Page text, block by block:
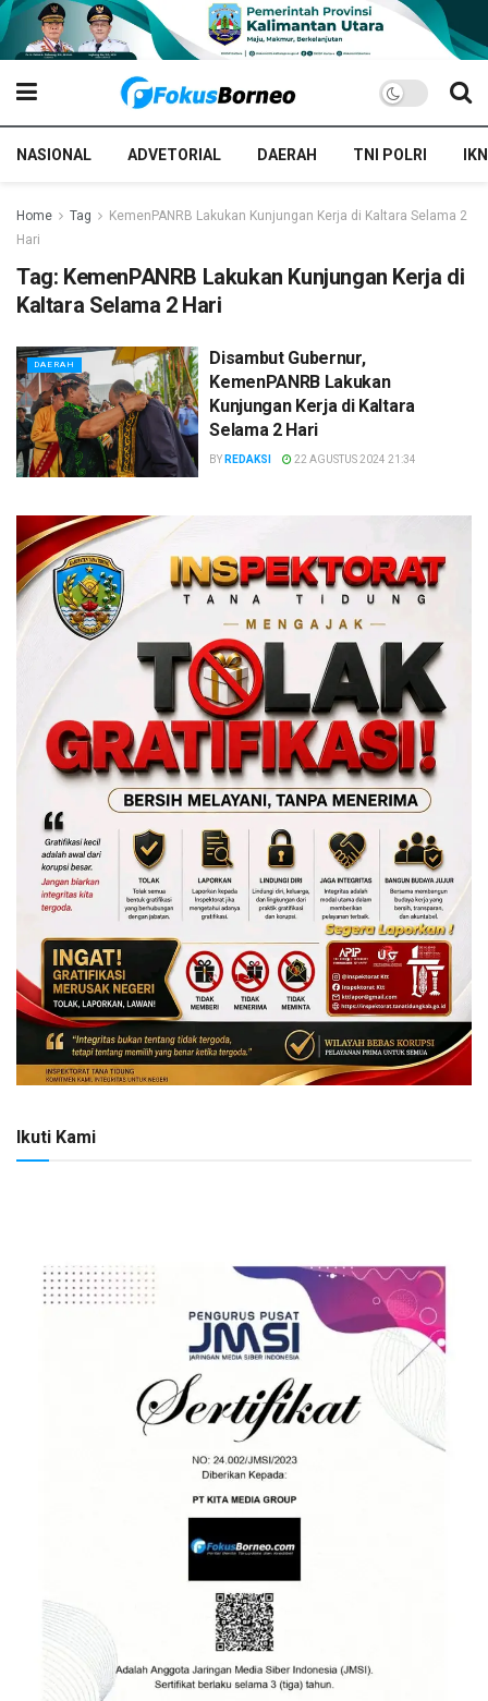
NASIONAL ADVETORIAL DAERAH TNI POLRI IKN
Home Tag
KemenPANRB Lakukan Kunjungan Kerja di Kaltara Selama 2
Hari
Tag: KemenPANRB Lakukan Kunjungan Kerja di
Kaltara Selama 2 Hari
DAERAH
Disambut Gubernur,
KemenPANRB Lakukan
Kunjungan Kerja di Kaltara
Selama 2 Hari
BY REDAKSI 22 AGUSTUS 2024 21:34
Ikuti Kami